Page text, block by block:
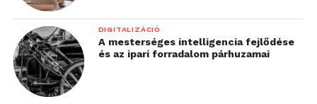
DIGITALIZÁCIÓ
A mesterséges intelligencia fejlődése
és az ipari forradalom párhuzamai